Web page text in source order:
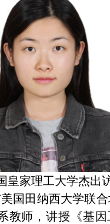
皇家理工大学杰出
国田纳西大学联
教师，讲授《基